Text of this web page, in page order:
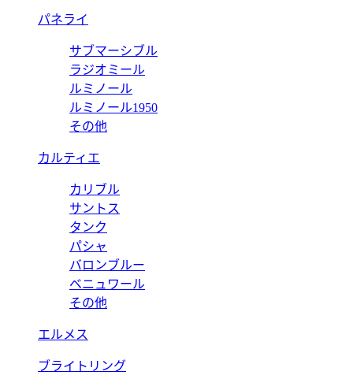
パネライ
サブマーシブル
ラジオミール
ルミノール
ルミノール1950
その他
カルティエ
カリブル
サントス
タンク
パシャ
バロンブルー
ベニュワール
その他
エルメス
ブライトリング